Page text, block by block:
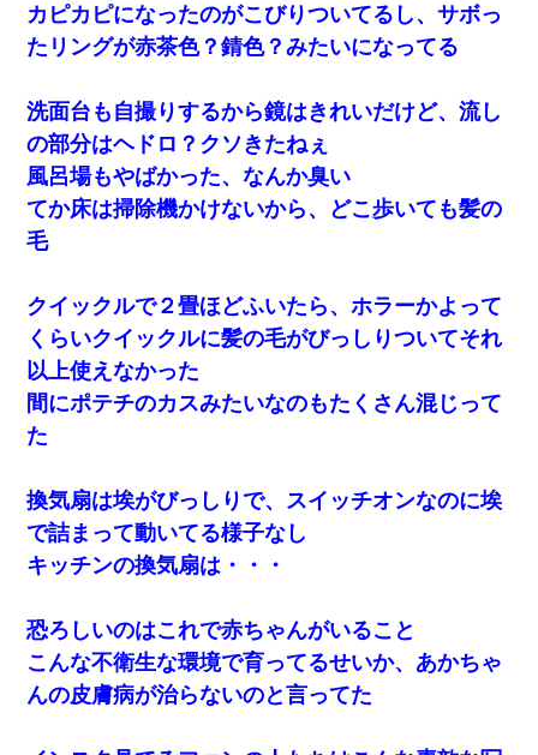
カピカピになったのがこびりついてるし、サボっ
たリングが赤茶色？錆色？みたいになってる
洗面台も自撮りするから鏡はきれいだけど、流し
の部分はヘドロ？クソきたねぇ
風呂場もやばかった、なんか臭い
てか床は掃除機かけないから、どこ歩いても髪の
毛
クイックルで２畳ほどふいたら、ホラーかよって
くらいクイックルに髪の毛がびっしりついてそれ
以上使えなかった
間にポテチのカスみたいなのもたくさん混じって
た
換気扇は埃がびっしりで、スイッチオンなのに埃
で詰まって動いてる様子なし
キッチンの換気扇は・・・
恐ろしいのはこれで赤ちゃんがいること
こんな不衛生な環境で育ってるせいか、あかちゃ
んの皮膚病が治らないのと言ってた